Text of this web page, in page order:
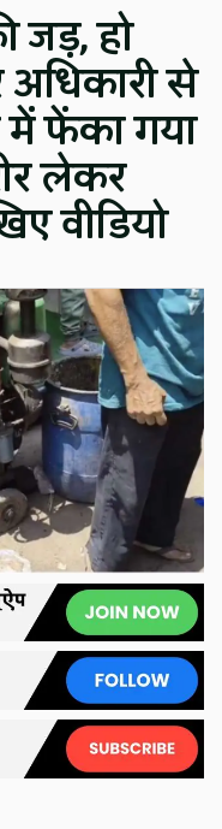
जड़, हो
अधिकारी से
फेंका गया
लेकर
वीडियो